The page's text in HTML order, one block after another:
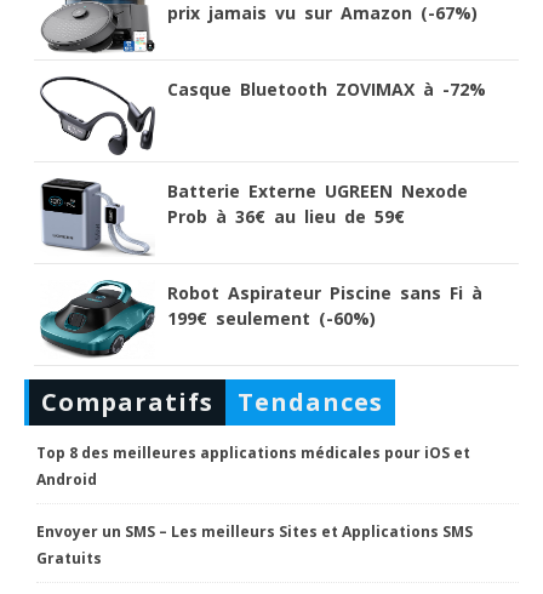
prix jamais vu sur Amazon (-67%)
Casque Bluetooth ZOVIMAX à -72%
Batterie Externe UGREEN Nexode
Prob à 36€ au lieu de 59€
Robot Aspirateur Piscine sans Fi à
199€ seulement (-60%)
Comparatifs Tendances
Top 8 des meilleures applications médicales pour iOS et
Android
Envoyer un SMS – Les meilleurs Sites et Applications SMS
Gratuits